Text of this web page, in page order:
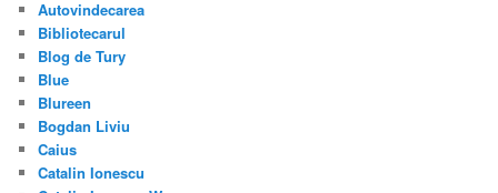
Autovindecarea
Bibliotecarul
Blog de Tury
Blue
Blureen
Bogdan Liviu
Caius
Catalin Ionescu